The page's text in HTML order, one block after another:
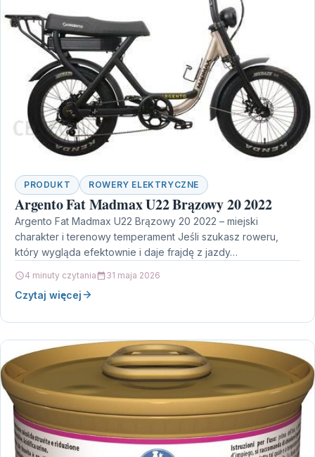
PRODUKT ROWERY ELEKTRYCZNE
Argento Fat Madmax U22 Brązowy 20 2022
Argento Fat Madmax U22 Brązowy 20 2022 – miejski
charakter i terenowy temperament Jeśli szukasz roweru,
który wygląda efektownie i daje frajdę z jazdy…
4 minuty czytania 31 maja 2026
Czytaj więcej